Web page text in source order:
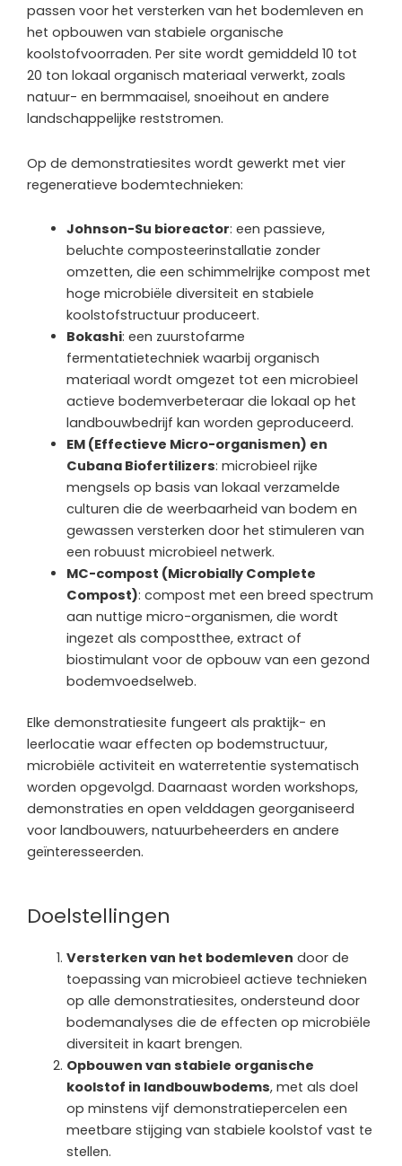
passen voor het versterken van het bodemleven en
het opbouwen van stabiele organische
koolstofvoorraden. Per site wordt gemiddeld 10 tot
20 ton lokaal organisch materiaal verwerkt, zoals
natuur- en bermmaaisel, snoeihout en andere
landschappelijke reststromen.
Op de demonstratiesites wordt gewerkt met vier
regeneratieve bodemtechnieken:
Johnson-Su bioreactor: een passieve,
beluchte composteerinstallatie zonder
omzetten, die een schimmelrijke compost met
hoge microbiële diversiteit en stabiele
koolstofstructuur produceert.
Bokashi: een zuurstofarme
fermentatietechniek waarbij organisch
materiaal wordt omgezet tot een microbieel
actieve bodemverbeteraar die lokaal op het
landbouwbedrijf kan worden geproduceerd.
EM (Effectieve Micro-organismen) en
Cubana Biofertilizers: microbieel rijke
mengsels op basis van lokaal verzamelde
culturen die de weerbaarheid van bodem en
gewassen versterken door het stimuleren van
een robuust microbieel netwerk.
MC-compost (Microbially Complete
Compost): compost met een breed spectrum
aan nuttige micro-organismen, die wordt
ingezet als compostthee, extract of
biostimulant voor de opbouw van een gezond
bodemvoedselweb.
Elke demonstratiesite fungeert als praktijk- en
leerlocatie waar effecten op bodemstructuur,
microbiële activiteit en waterretentie systematisch
worden opgevolgd. Daarnaast worden workshops,
demonstraties en open velddagen georganiseerd
voor landbouwers, natuurbeheerders en andere
geïnteresseerden.
Doelstellingen
Versterken van het bodemleven door de
toepassing van microbieel actieve technieken
op alle demonstratiesites, ondersteund door
bodemanalyses die de effecten op microbiële
diversiteit in kaart brengen.
Opbouwen van stabiele organische
koolstof in landbouwbodems, met als doel
op minstens vijf demonstratiepercelen een
meetbare stijging van stabiele koolstof vast te
stellen.